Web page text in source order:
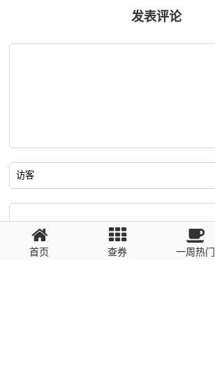
发表评论
回复需填写必要信息
首页 查券 一周热门